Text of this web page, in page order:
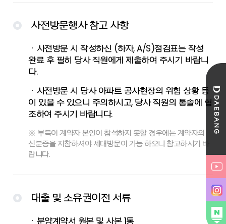
사전방문행사 참고 사항
ㆍ사전방문 시 작성하신 (하자, A/S)점검표는 작성
완료 후 필히 당사 직원에게 제출하여 주시기 바랍니
다.
ㆍ사전방문 시 당사 아파트 공사현장의 위험 상황 등
이 있을 수 있으니 주의하시고, 당사 직원의 통솔에 협
조하여 주시기 바랍니다.
※ 부득이 계약자 본인이 참석하지 못할 경우에는 계약자의
신분증을 지참하셔야 세대방문이 가능 하오니 참고하시기 바
랍니다.
대출 및 소유권이전 서류
ㆍ분양계약서 원본 및 사본 1통